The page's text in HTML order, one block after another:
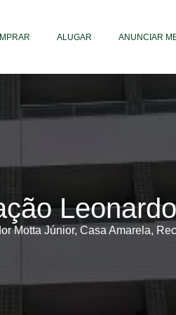
ALUGAR ANUNCIAR
Motta Júnior, Casa Amarela,